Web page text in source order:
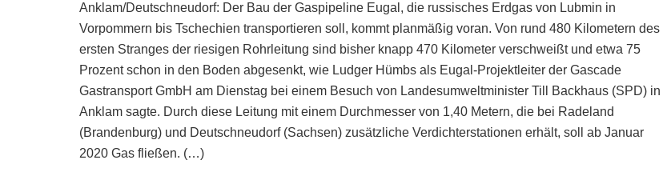
Anklam/Deutschneudorf: Der Bau der Gaspipeline Eugal, die russisches Erdgas von Lubmin in
Vorpommern bis Tschechien transportieren soll, kommt planmäßig voran. Von rund 480 Kilometern des
ersten Stranges der riesigen Rohrleitung sind bisher knapp 470 Kilometer verschweißt und etwa 75
Prozent schon in den Boden abgesenkt, wie Ludger Hümbs als Eugal-Projektleiter der Gascade
Gastransport GmbH am Dienstag bei einem Besuch von Landesumweltminister Till Backhaus (SPD) in
Anklam sagte. Durch diese Leitung mit einem Durchmesser von 1,40 Metern, die bei Radeland
(Brandenburg) und Deutschneudorf (Sachsen) zusätzliche Verdichterstationen erhält, soll ab Januar
2020 Gas fließen. (…)